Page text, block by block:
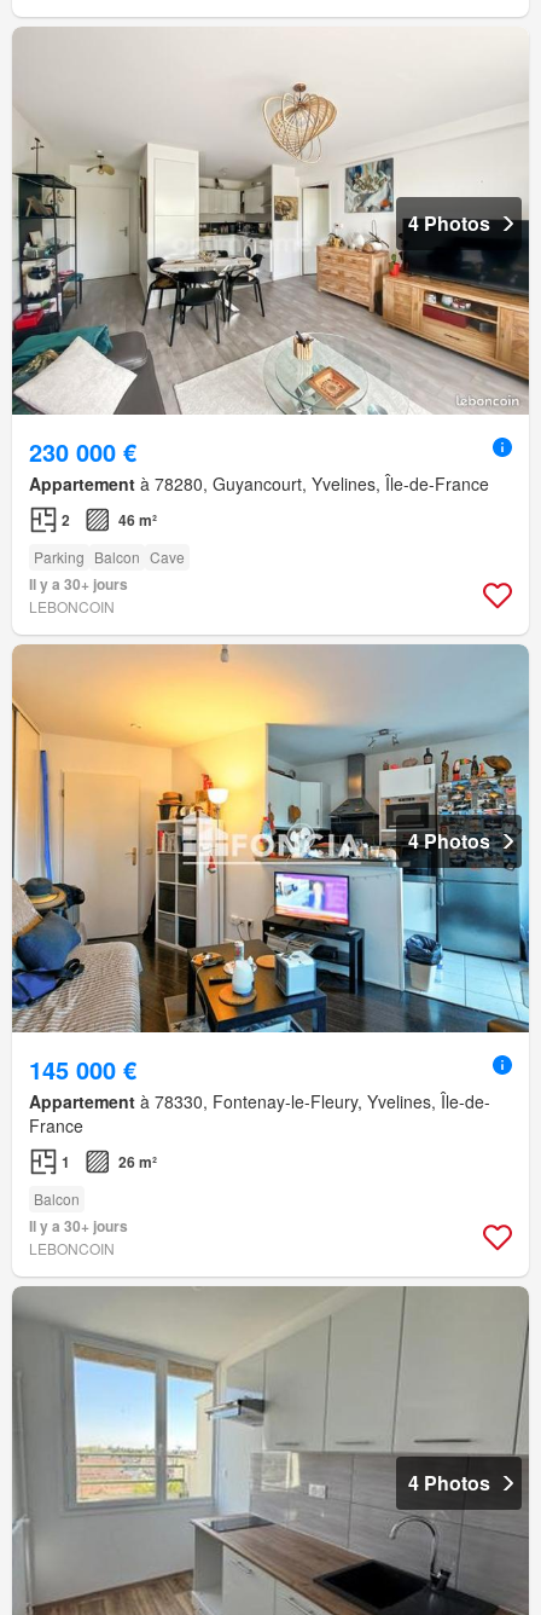
4 Photos
230 000 €
Appartement à 78280, Guyancourt, Yvelines, Île-de-France
2 46 m²
Parking Balcon Cave
Il y a 30+ jours
LEBONCOIN
4 Photos
145 000 €
Appartement à 78330, Fontenay-le-Fleury, Yvelines, Île-de-
France
1 26 m²
Balcon
Il y a 30+ jours
LEBONCOIN
4 Photos